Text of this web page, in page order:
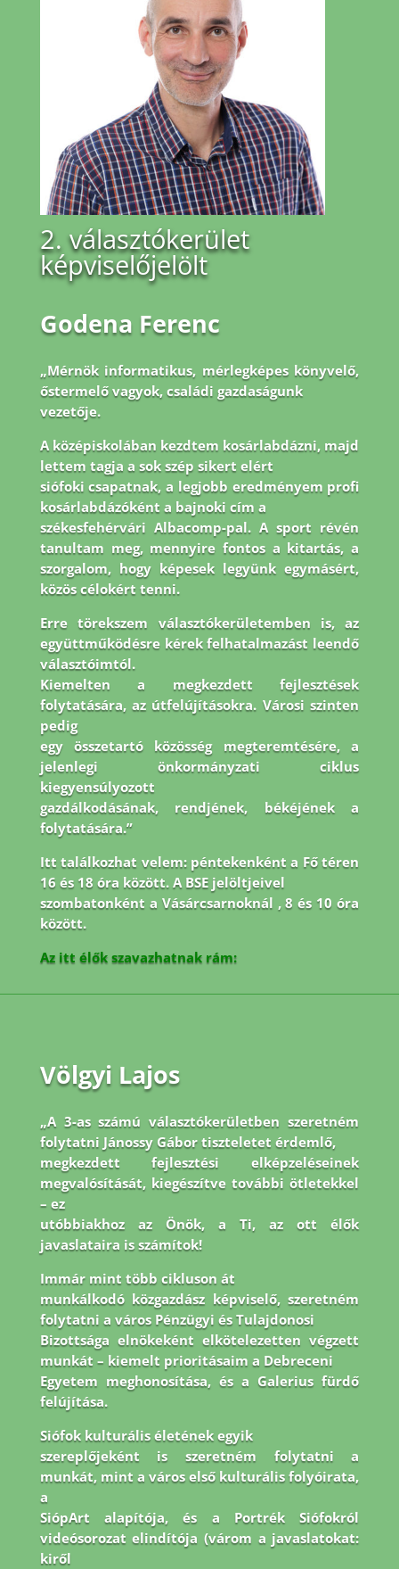
2. választókerület
képviselőjelölt
Godena Ferenc
„Mérnök informatikus, mérlegképes könyvelő,
őstermelő vagyok, családi gazdaságunk
vezetője.
A középiskolában kezdtem kosárlabdázni, majd
lettem tagja a sok szép sikert elért
siófoki csapatnak, a legjobb eredményem profi
kosárlabdázóként a bajnoki cím a
székesfehérvári Albacomp-pal. A sport révén
tanultam meg, mennyire fontos a kitartás, a
szorgalom, hogy képesek legyünk egymásért,
közös célokért tenni.
Erre törekszem választókerületemben is, az
együttműködésre kérek felhatalmazást leendő
választóimtól.
Kiemelten a megkezdett fejlesztések
folytatására, az útfelújításokra. Városi szinten
pedig
egy összetartó közösség megteremtésére, a
jelenlegi önkormányzati ciklus
kiegyensúlyozott
gazdálkodásának, rendjének, békéjének a
folytatására.”
Itt találkozhat velem: péntekenként a Fő téren
16 és 18 óra között. A BSE jelöltjeivel
szombatonként a Vásárcsarnoknál , 8 és 10 óra
között.
Az itt élők szavazhatnak rám:
Völgyi Lajos
„A 3-as számú választókerületben szeretném
folytatni Jánossy Gábor tiszteletet érdemlő,
megkezdett fejlesztési elképzeléseinek
megvalósítását, kiegészítve további ötletekkel
– ez
utóbbiakhoz az Önök, a Ti, az ott élők
javaslataira is számítok!
Immár mint több cikluson át
munkálkodó közgazdász képviselő, szeretném
folytatni a város Pénzügyi és Tulajdonosi
Bizottsága elnökeként elkötelezetten végzett
munkát – kiemelt prioritásaim a Debreceni
Egyetem meghonosítása, és a Galerius fürdő
felújítása.
Siófok kulturális életének egyik
szereplőjeként is szeretném folytatni a
munkát, mint a város első kulturális folyóirata,
a
SiópArt alapítója, és a Portrék Siófokról
videósorozat elindítója (várom a javaslatokat:
kiről